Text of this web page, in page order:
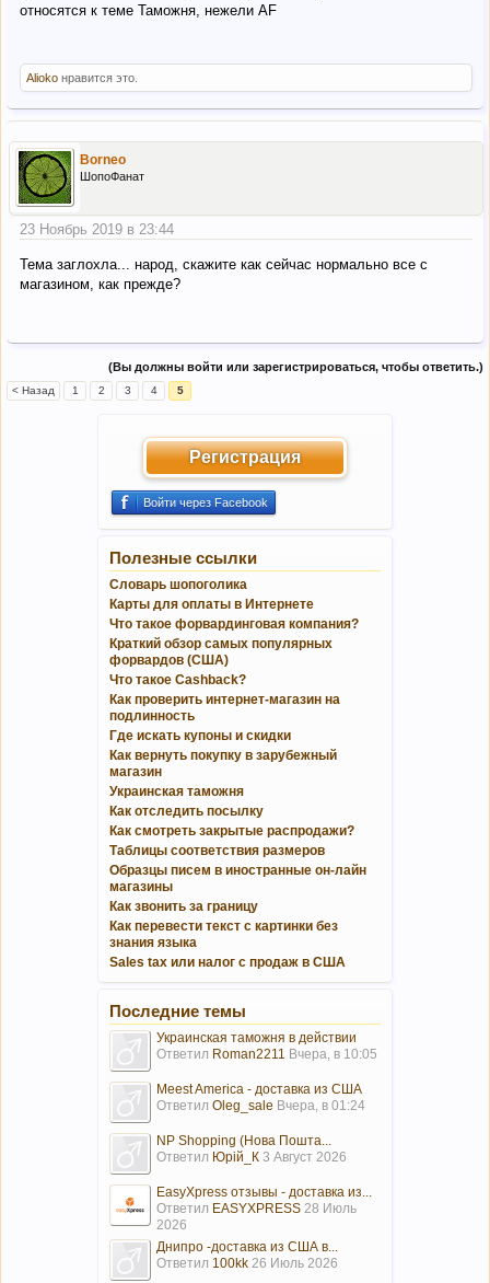
относятся к теме Таможня, нежели AF
Alioko нравится это.
Borneo
ШопоФанат
23 Ноябрь 2019 в 23:44
Тема заглохла... народ, скажите как сейчас нормально все с
магазином, как прежде?
(Вы должны войти или зарегистрироваться, чтобы ответить.)
< Назад 1 2 3 4 5
Регистрация
Войти через Facebook
Полезные ссылки
Словарь шопоголика
Карты для оплаты в Интернете
Что такое форвардинговая компания?
Краткий обзор самых популярных
форвардов (США)
Что такое Cashback?
Как проверить интернет-магазин на
подлинность
Где искать купоны и скидки
Как вернуть покупку в зарубежный
магазин
Украинская таможня
Как отследить посылку
Как смотреть закрытые распродажи?
Таблицы соответствия размеров
Образцы писем в иностранные он-лайн
магазины
Как звонить за границу
Как перевести текст с картинки без
знания языка
Sales tax или налог с продаж в США
Последние темы
Украинская таможня в действии
Ответил Roman2211 Вчера, в 10:05
Meest America - доставка из США
Ответил Oleg_sale Вчера, в 01:24
NP Shopping (Нова Пошта...
Ответил Юрій_К 3 Август 2026
EasyXpress отзывы - доставка из...
Ответил EASYXPRESS 28 Июль
2026
Днипро -доставка из США в...
Ответил 100kk 26 Июль 2026